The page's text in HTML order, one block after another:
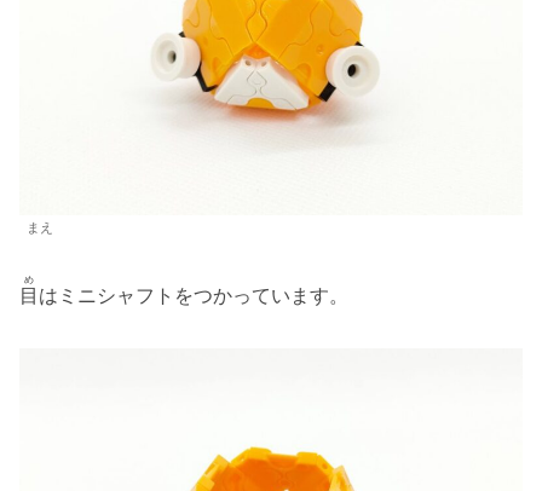
まえ
目
め
はミニシャフトをつかっています。